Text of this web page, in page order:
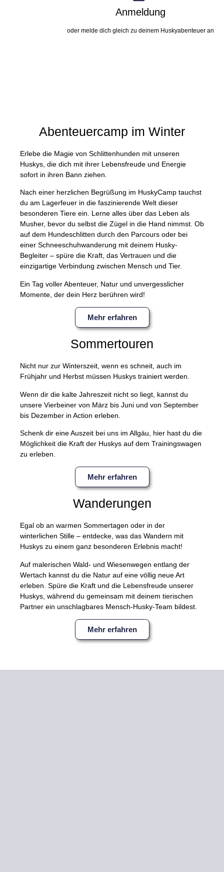
Anmeldung
oder melde dich gleich zu deinem Huskyabenteuer an
Abenteuercamp im Winter
Erlebe die Magie von Schlittenhunden mit unseren
Huskys, die dich mit ihrer Lebensfreude und Energie
sofort in ihren Bann ziehen.
Nach einer herzlichen Begrüßung im HuskyCamp tauchst
du am Lagerfeuer in die faszinierende Welt dieser
besonderen Tiere ein. Lerne alles über das Leben als
Musher, bevor du selbst die Zügel in die Hand nimmst. Ob
auf dem Hundeschlitten durch den Parcours oder bei
einer Schneeschuhwanderung mit deinem Husky-
Begleiter – spüre die Kraft, das Vertrauen und die
einzigartige Verbindung zwischen Mensch und Tier.
Ein Tag voller Abenteuer, Natur und unvergesslicher
Momente, der dein Herz berühren wird!
Mehr erfahren
Sommertouren
Nicht nur zur Winterszeit, wenn es schneit, auch im
Frühjahr und Herbst müssen Huskys trainiert werden.
Wenn dir die kalte Jahreszeit nicht so liegt, kannst du
unsere Vierbeiner von März bis Juni und von September
bis Dezember in Action erleben.
Schenk dir eine Auszeit bei uns im Allgäu, hier hast du die
Möglichkeit die Kraft der Huskys auf dem Trainingswagen
zu erleben.
Mehr erfahren
Wanderungen
Egal ob an warmen Sommertagen oder in der
winterlichen Stille – entdecke, was das Wandern mit
Huskys zu einem ganz besonderen Erlebnis macht!
Auf malerischen Wald- und Wiesenwegen entlang der
Wertach kannst du die Natur auf eine völlig neue Art
erleben. Spüre die Kraft und die Lebensfreude unserer
Huskys, während du gemeinsam mit deinem tierischen
Partner ein unschlagbares Mensch-Husky-Team bildest.
Mehr erfahren